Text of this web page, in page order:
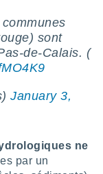
sont
de-Calais. (
January 3,
ne
par un